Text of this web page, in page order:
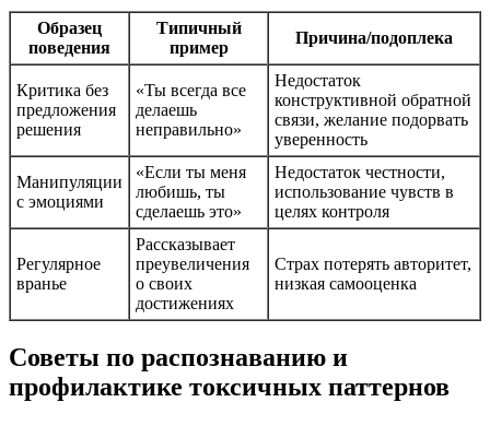
Образец
поведения
Типичный
пример
Причина/подоплека
Критика без
предложения
решения
«Ты всегда все
делаешь
неправильно»
Недостаток
конструктивной обратной
связи, желание подорвать
уверенность
Манипуляции
с эмоциями
«Если ты меня
любишь, ты
сделаешь это»
Недостаток честности,
использование чувств в
целях контроля
Регулярное
вранье
Рассказывает
преувеличения
о своих
достижениях
Страх потерять авторитет,
низкая самооценка
Советы по распознаванию и
профилактике токсичных паттернов